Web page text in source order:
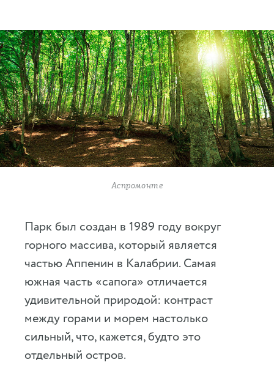
Аспромонте
Парк был создан в 1989 году вокруг
горного массива, который является
частью Аппенин в Калабрии. Самая
южная часть «сапога» отличается
удивительной природой: контраст
между горами и морем настолько
сильный, что, кажется, будто это
отдельный остров.